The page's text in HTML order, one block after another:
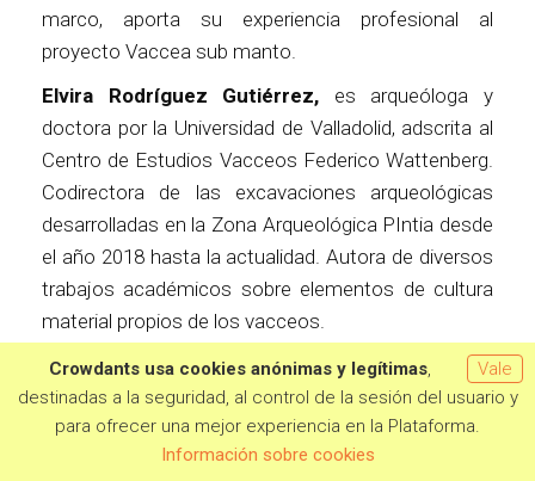
Quiero aportar
marco, aporta su experiencia profesional al
proyecto Vaccea sub manto.
Elvira Rodríguez Gutiérrez, es arqueóloga y
doctora por la Universidad de Valladolid, adscrita al
Centro de Estudios Vacceos Federico Wattenberg.
Codirectora de las excavaciones arqueológicas
desarrolladas en la Zona Arqueológica PIntia desde
el año 2018 hasta la actualidad. Autora de diversos
trabajos académicos sobre elementos de cultura
material propios de los vacceos.
Aitor Labajo Román, arqueólogo e investigador
predoctoral de la Universidad de Valladolid. En la
actualidad desarrolla su investigación sobre el vidrio
en la Edad del Hierro. Ha participado en diversos
Vale
Crowdants usa cookies anónimas y legítimas,
destinadas a la seguridad, al control de la sesión del usuario y
para ofrecer una mejor experiencia en la Plataforma.
Información sobre cookies